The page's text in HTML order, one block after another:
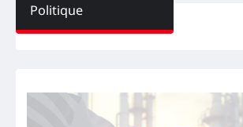
Politique